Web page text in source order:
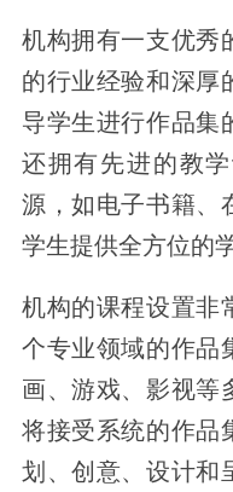
机构拥有一支优秀
的行业经验和深厚
导学生进行作品集
还拥有先进的教
源，如电子书籍、
学生提供全方位的
机构的课程设置非
个专业领域的作品
画、游戏、影视等
将接受系统的作品
划、创意、设计和